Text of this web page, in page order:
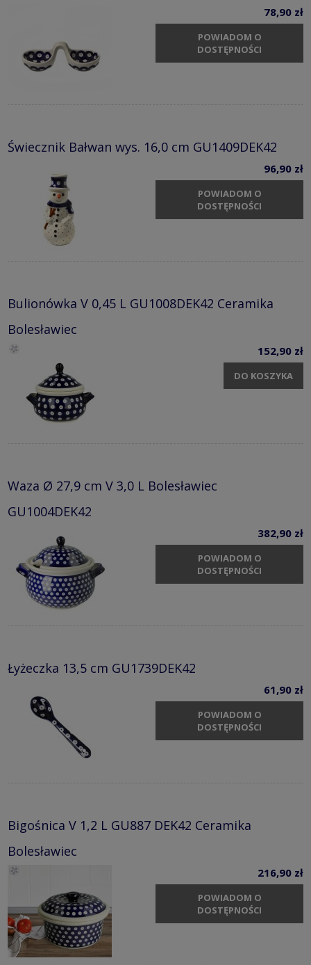
78,90 zł
POWIADOM O
DOSTĘPNOŚCI
Świecznik Bałwan wys. 16,0 cm GU1409DEK42
96,90 zł
POWIADOM O
DOSTĘPNOŚCI
Bulionówka V 0,45 L GU1008DEK42 Ceramika
Bolesławiec
152,90 zł
DO KOSZYKA
Waza Ø 27,9 cm V 3,0 L Bolesławiec
GU1004DEK42
382,90 zł
POWIADOM O
DOSTĘPNOŚCI
Łyżeczka 13,5 cm GU1739DEK42
61,90 zł
POWIADOM O
DOSTĘPNOŚCI
Bigośnica V 1,2 L GU887 DEK42 Ceramika
Bolesławiec
216,90 zł
POWIADOM O
DOSTĘPNOŚCI